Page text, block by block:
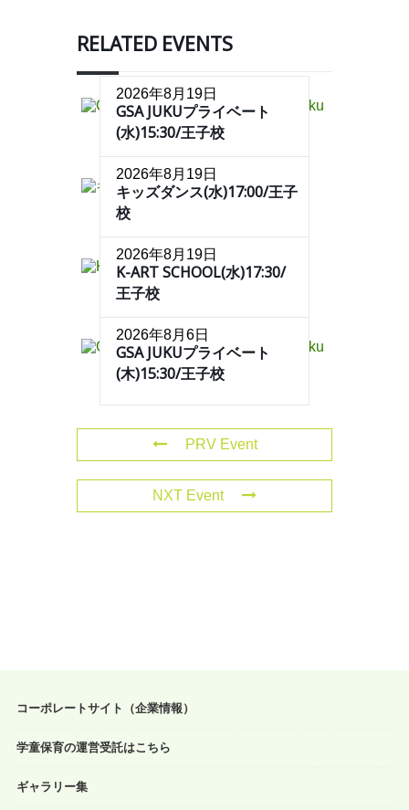
RELATED EVENTS
2026年8月19日
GSA JUKUプライベート
(水)15:30/王子校
2026年8月19日
キッズダンス(水)17:00/王子
校
2026年8月19日
K-ART SCHOOL(水)17:30/
王子校
2026年8月6日
GSA JUKUプライベート
(木)15:30/王子校
PRV Event
NXT Event
コーポレートサイト（企業情報）
学童保育の運営受託はこちら
ギャラリー集